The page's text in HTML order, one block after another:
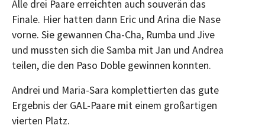
Alle drei Paare erreichten auch souverän das
Finale. Hier hatten dann Eric und Arina die Nase
vorne. Sie gewannen Cha-Cha, Rumba und Jive
und mussten sich die Samba mit Jan und Andrea
teilen, die den Paso Doble gewinnen konnten.
Andrei und Maria-Sara komplettierten das gute
Ergebnis der GAL-Paare mit einem großartigen
vierten Platz.